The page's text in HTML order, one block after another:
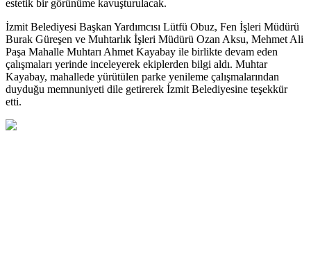
estetik bir görünüme kavuşturulacak.
İzmit Belediyesi Başkan Yardımcısı Lütfü Obuz, Fen İşleri Müdürü
Burak Güreşen ve Muhtarlık İşleri Müdürü Ozan Aksu, Mehmet Ali
Paşa Mahalle Muhtarı Ahmet Kayabay ile birlikte devam eden
çalışmaları yerinde inceleyerek ekiplerden bilgi aldı. Muhtar
Kayabay, mahallede yürütülen parke yenileme çalışmalarından
duyduğu memnuniyeti dile getirerek İzmit Belediyesine teşekkür
etti.